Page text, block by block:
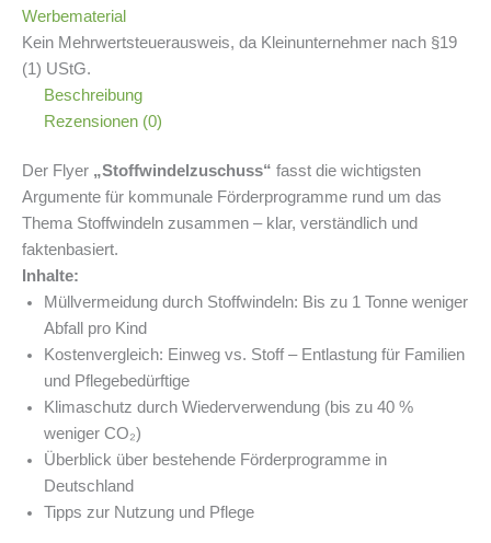
Werbematerial
Kein Mehrwertsteuerausweis, da Kleinunternehmer nach §19
(1) UStG.
Beschreibung
Rezensionen (0)
Der Flyer „Stoffwindelzuschuss“ fasst die wichtigsten
Argumente für kommunale Förderprogramme rund um das
Thema Stoffwindeln zusammen – klar, verständlich und
faktenbasiert.
Inhalte:
Müllvermeidung durch Stoffwindeln: Bis zu 1 Tonne weniger
Abfall pro Kind
Kostenvergleich: Einweg vs. Stoff – Entlastung für Familien
und Pflegebedürftige
Klimaschutz durch Wiederverwendung (bis zu 40 %
weniger CO₂)
Überblick über bestehende Förderprogramme in
Deutschland
Tipps zur Nutzung und Pflege